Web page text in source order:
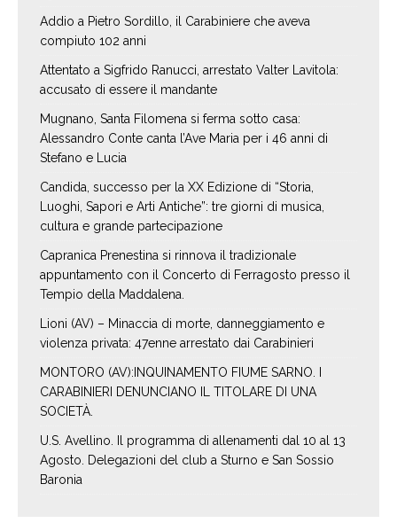
Addio a Pietro Sordillo, il Carabiniere che aveva
compiuto 102 anni
Attentato a Sigfrido Ranucci, arrestato Valter Lavitola:
accusato di essere il mandante
Mugnano, Santa Filomena si ferma sotto casa:
Alessandro Conte canta l’Ave Maria per i 46 anni di
Stefano e Lucia
Candida, successo per la XX Edizione di “Storia,
Luoghi, Sapori e Arti Antiche”: tre giorni di musica,
cultura e grande partecipazione
Capranica Prenestina si rinnova il tradizionale
appuntamento con il Concerto di Ferragosto presso il
Tempio della Maddalena.
Lioni (AV) – Minaccia di morte, danneggiamento e
violenza privata: 47enne arrestato dai Carabinieri
MONTORO (AV):INQUINAMENTO FIUME SARNO. I
CARABINIERI DENUNCIANO IL TITOLARE DI UNA
SOCIETÀ.
U.S. Avellino. Il programma di allenamenti dal 10 al 13
Agosto. Delegazioni del club a Sturno e San Sossio
Baronia